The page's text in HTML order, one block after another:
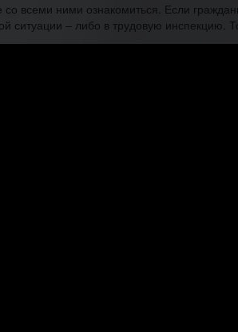
всеми ними ознакомиться. Если
ситуации – либо в трудовую инспекцию.